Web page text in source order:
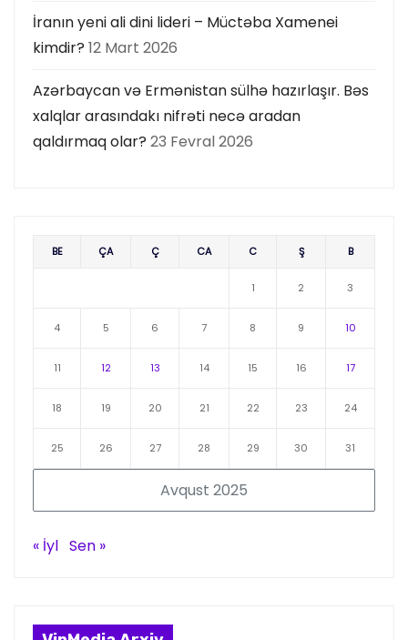
İranın yeni ali dini lideri – Müctəba Xamenei
kimdir? 12 Mart 2026
Azərbaycan və Ermənistan sülhə hazırlaşır. Bəs
xalqlar arasındakı nifrəti necə aradan
qaldırmaq olar? 23 Fevral 2026
Avqust 2025
BE ÇA Ç CA C Ş B
1 2 3
4 5 6 7 8 9 10
11 12 13 14 15 16 17
18 19 20 21 22 23 24
25 26 27 28 29 30 31
« İyl Sen »